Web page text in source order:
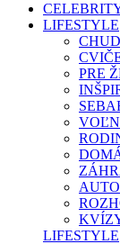
LIFESTYLE
PRE
AUTO
LIFESTYLE